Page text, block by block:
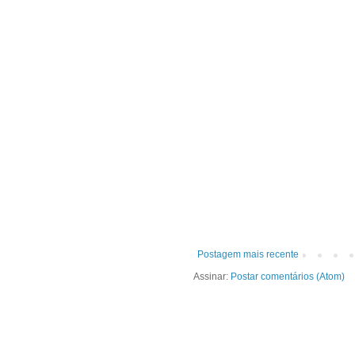
Postagem mais recente
Assinar: Postar comentários (Atom)